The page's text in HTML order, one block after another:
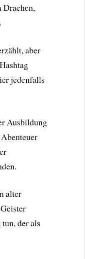
Drachen,
aber
jedenfalls
Ausbildung
alter
der als